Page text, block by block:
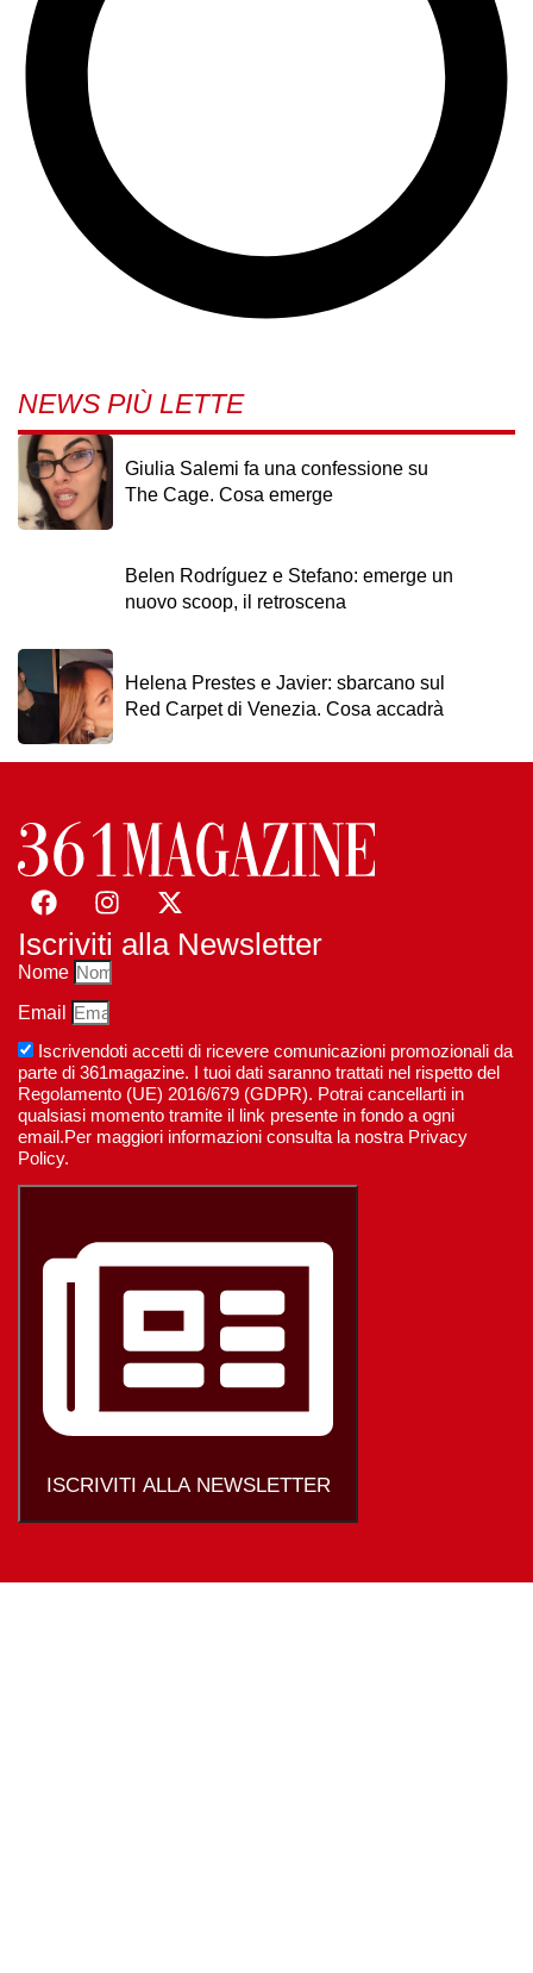
NEWS PIÙ LETTE
Giulia Salemi fa una confessione su
The Cage. Cosa emerge
Belen Rodríguez e Stefano: emerge un
nuovo scoop, il retroscena
Helena Prestes e Javier: sbarcano sul
Red Carpet di Venezia. Cosa accadrà
Iscriviti alla Newsletter
Nome
Email
Iscrivendoti accetti di ricevere comunicazioni promozionali da
parte di 361magazine. I tuoi dati saranno trattati nel rispetto del
Regolamento (UE) 2016/679 (GDPR). Potrai cancellarti in
qualsiasi momento tramite il link presente in fondo a ogni
email.Per maggiori informazioni consulta la nostra Privacy
Policy.
ISCRIVITI ALLA NEWSLETTER